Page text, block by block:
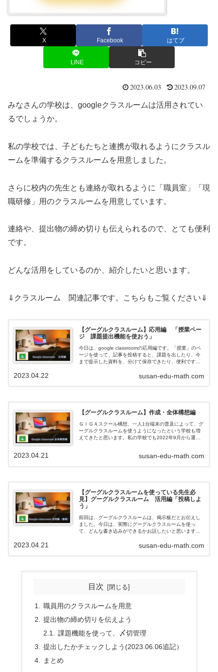
X Facebook はてブ
LINE コピー
2023.06.03 2023.09.07
みなさんの学校は、googleクラスルームは活用されてい
るでしょうか。
私の学校では、子どもたちと連携が取れるようにクラスル
ームを準備するクラスルームを用意しました。
さらに校内の先生とも連絡が取れるように「職員室」「現
職研修」用のクラスルームを用意しています。
連絡や、提出物の締め切りも伝えられるので、とても便利
です。
どんな活用をしているのか、紹介したいと思います。
⇓クラスルーム 関連記事です。こちらもご覧ください⇓
【グーグルクラスルーム】応用編 「授業ペー
ジ 課題提出機能を使おう」
今日は、google classroomの応用編です。「授業」のペ
ージを使って、記事を投稿すると、課題を出したり、今
まで提示した資料を、分けて保存できたり、便利です。
たときに、ぜひこのページ...susan-edu-math.com
2023.04.22
【グーグルクラスルーム】作成・全体構想編
ＧＩＧＡスクール構想、一人1台端末の普及によって、グ
ーグルクラスルームを使うようになったという学校も増
えてきたと思います。私の学校でも2022年9月から運用
susan-edu-math.com
2023.04.21
【グーグルクラスルームを使っている先生必
見】グーグルクラスルーム 活用編「投稿しよ
う」
前回は、グーグルクラスルームは、掲示板だとお伝えし
ました。今日は、実際にグーグルクラスルームを使っ
て、どんな書き込みができるかお話したいと思います。⇓
を一つ選ぶと以下のような画面が出てきま...
susan-edu-math.com
2023.04.21
目次
職員用のクラスルームを用意
提出物の締め切りを伝えよう
課題機能を使って、〆切管理
提出したかチェックしよう(2023.06.06追記）
まとめ